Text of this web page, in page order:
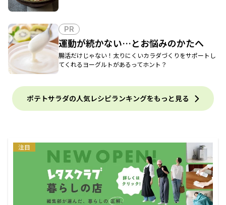
PR
運動が続かない…とお悩みのかたへ
腸活だけじゃない！太りにくいカラダづくりをサポートし
てくれるヨーグルトがあるってホント？
ポテトサラダの人気レシピランキングをもっと見る
注目